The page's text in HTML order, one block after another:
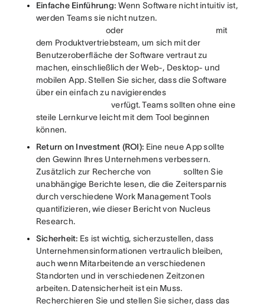
Einfache Einführung: Wenn Software nicht intuitiv ist,
werden Teams sie nicht nutzen.
oder
mit
dem Produktvertriebsteam, um sich mit der
Benutzeroberfläche der Software vertraut zu
machen, einschließlich der Web-, Desktop- und
mobilen App. Stellen Sie sicher, dass die Software
über ein einfach zu navigierendes
verfügt. Teams sollten ohne eine
steile Lernkurve leicht mit dem Tool beginnen
können.
Return on Investment (ROI): Eine neue App sollte
den Gewinn Ihres Unternehmens verbessern.
Zusätzlich zur Recherche von
sollten Sie
unabhängige Berichte lesen, die die Zeitersparnis
durch verschiedene Work Management Tools
quantifizieren, wie dieser Bericht von Nucleus
Research.
Sicherheit: Es ist wichtig, sicherzustellen, dass
Unternehmensinformationen vertraulich bleiben,
auch wenn Mitarbeitende an verschiedenen
Standorten und in verschiedenen Zeitzonen
arbeiten. Datensicherheit ist ein Muss.
Recherchieren Sie und stellen Sie sicher, dass das